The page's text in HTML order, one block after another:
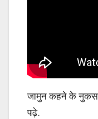
जामुन कहने के
पढ़े.